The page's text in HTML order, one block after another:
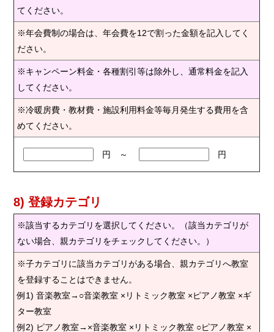
てください。
※年会費制の場合は、年会費を12で割った金額を記入してく
ださい。
※キャンペーン料金・各種割引等は除外し、通常料金を記入
してください。
※冷暖房費・教材費・施設利用料金等毎月発生する費用を含
めてください。
円 ～ 円
8) 登録カテゴリ
※該当するカテゴリを選択してください。（該当カテゴリが
ない場合、親カテゴリをチェックしてください。）
※子カテゴリに該当カテゴリがある場合、親カテゴリへ教室
を登録することはできません。
例1) 音楽教室→○音楽教室 ×リトミック教室 ×ピアノ教室 ×ギ
ター教室
例2) ピアノ教室→×音楽教室 ×リトミック教室 ○ピアノ教室 ×